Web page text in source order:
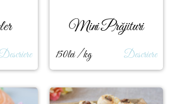
Mini Prăjituri
150lei / kg Descriere